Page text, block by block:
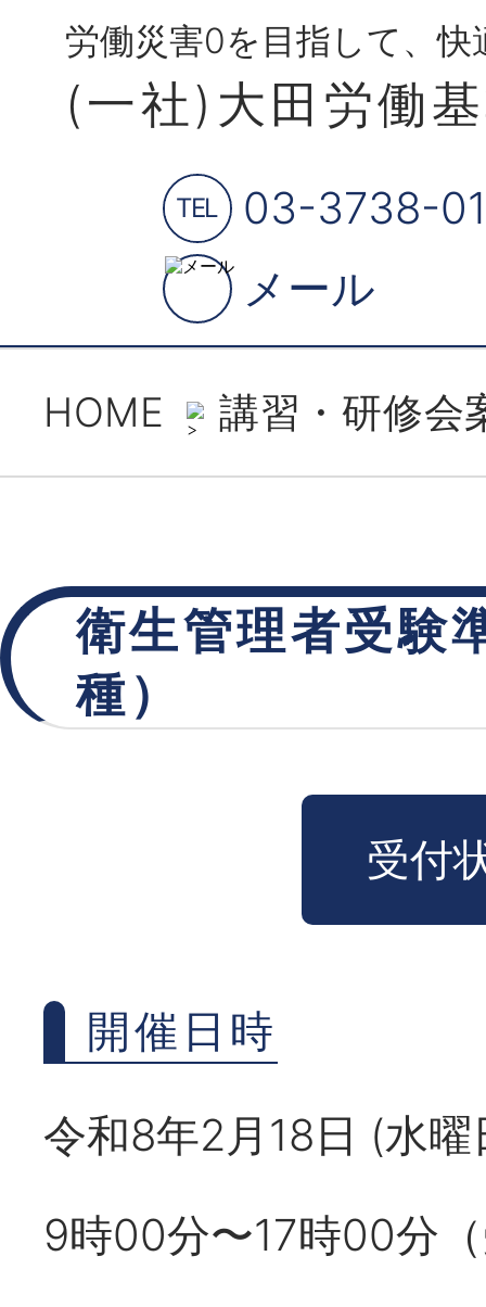
労働災害0を目指して、
(一社)大田労働
TEL
03-3738-
メール
HOME 講習・研修会
衛生管理者受験
種）
受付
開催日時
令和8年2月18日 (水
9時00分〜17時00分